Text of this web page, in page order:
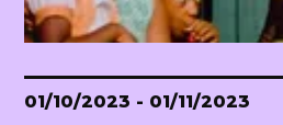
01/10/2023 - 01/11/2023